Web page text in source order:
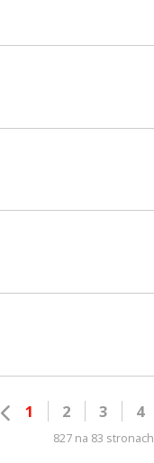
1 2 3 4
827 na 83 stronach